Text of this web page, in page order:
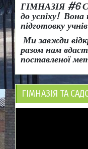
ГІМНАЗІЯ #6
до успіху! Вона
підготовку
Ми завжди
разом нам
поставленої
ГІМНАЗІЯ ТА